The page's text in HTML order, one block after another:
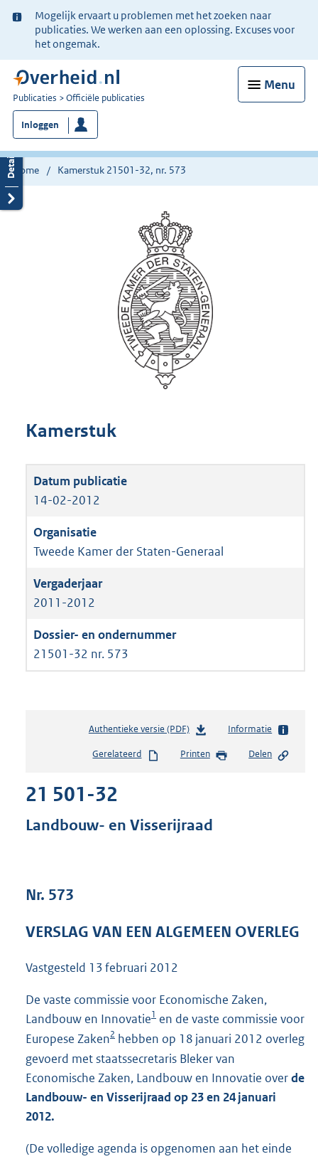
Ter
informatie:
Mogelijk ervaart u problemen met het zoeken naar
publicaties. We werken aan een oplossing. Excuses voor
het ongemak.
Menu
U
bent
nu
hier:
Publicaties Officiële publicaties
Inloggen
Home Kamerstuk 21501-32, nr. 573
Kamerstuk
14-02-2012
Tweede Kamer der Staten-Generaal
2011-2012
21501-32 nr. 573
Authentieke versie (PDF)b
s
s
e
4
Informatie
Gerelateerd Printen Delen
21 501-32
Landbouw- en Visserijraad
Nr. 573
VERSLAG VAN EEN ALGEMEEN OVERLEG
Vastgesteld 13 februari 2012
De vaste commissie voor Economische Zaken,
Landbouw en Innovatie1 en de vaste commissie voor
Europese Zaken2 hebben op 18 januari 2012 overleg
gevoerd met staatssecretaris Bleker van
Economische Zaken, Landbouw en Innovatie overde
Landbouw- en Visserijraad op 23 en 24 januari
2012.
(De volledige agenda is opgenomen aan het einde